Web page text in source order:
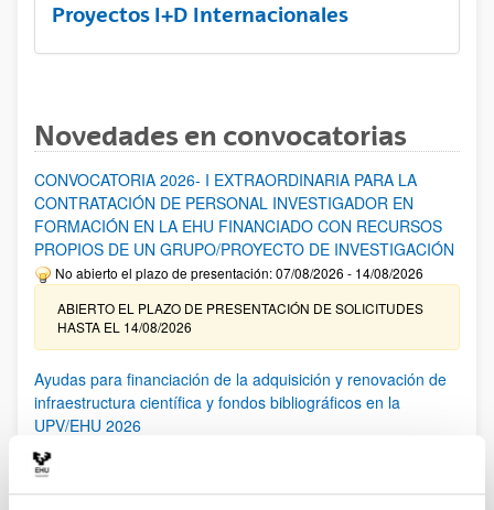
Proyectos I+D Internacionales
Novedades en convocatorias
CONVOCATORIA 2026- I EXTRAORDINARIA PARA LA
CONTRATACIÓN DE PERSONAL INVESTIGADOR EN
FORMACIÓN EN LA EHU FINANCIADO CON RECURSOS
PROPIOS DE UN GRUPO/PROYECTO DE INVESTIGACIÓN
No abierto el plazo de presentación: 07/08/2026 - 14/08/2026
ABIERTO EL PLAZO DE PRESENTACIÓN DE SOLICITUDES
HASTA EL 14/08/2026
Ayudas para financiación de la adquisición y renovación de
infraestructura científica y fondos bibliográficos en la
UPV/EHU 2026